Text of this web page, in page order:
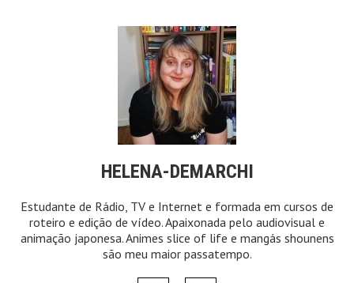
HELENA-DEMARCHI
Estudante de Rádio, TV e Internet e formada em cursos de
roteiro e edição de vídeo. Apaixonada pelo audiovisual e
animação japonesa. Animes slice of life e mangás shounens
são meu maior passatempo.